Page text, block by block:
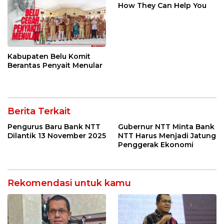
Kabupaten Belu Komit
Berantas Penyait Menular
How They Can Help You
Berita Terkait
Pengurus Baru Bank NTT
Dilantik 13 November 2025
Gubernur NTT Minta Bank
NTT Harus Menjadi Jatung
Penggerak Ekonomi
Rekomendasi untuk kamu